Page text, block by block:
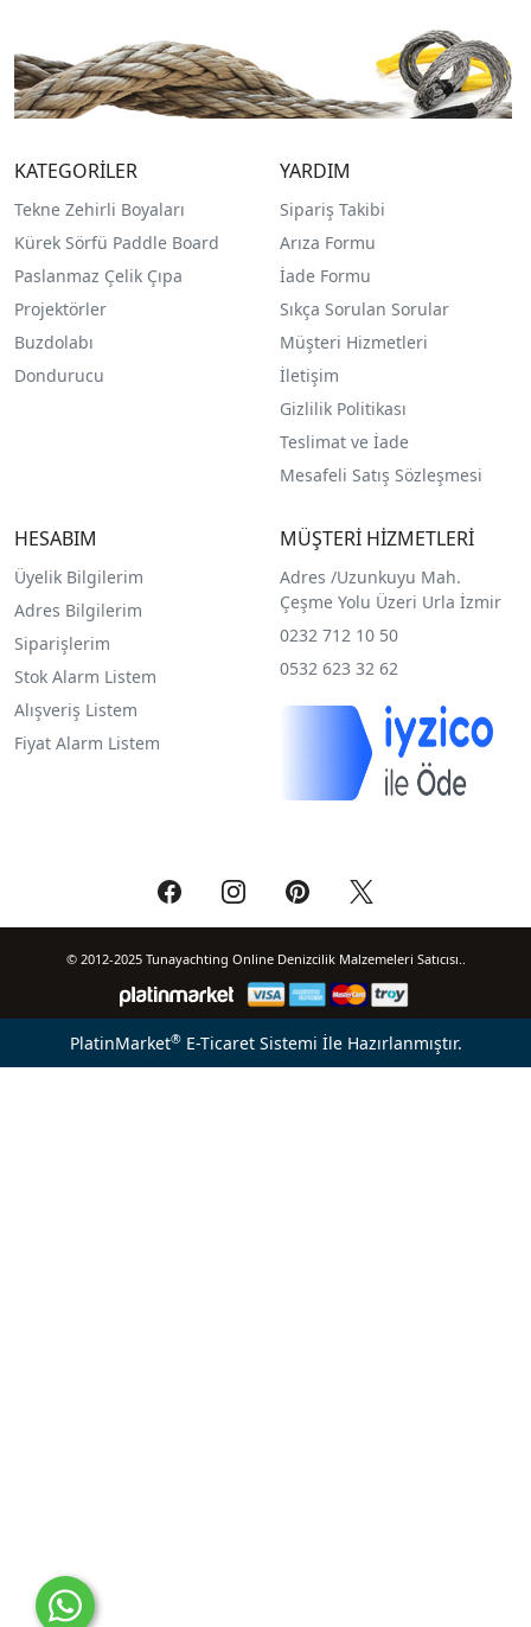
KATEGORİLER
Tekne Zehirli Boyaları
Kürek Sörfü Paddle Board
Paslanmaz Çelik Çıpa
Projektörler
Buzdolabı
Dondurucu
YARDIM
Sipariş Takibi
Arıza Formu
İade Formu
Sıkça Sorulan Sorular
Müşteri Hizmetleri
İletişim
Gizlilik Politikası
Teslimat ve İade
Mesafeli Satış Sözleşmesi
HESABIM
Üyelik Bilgilerim
Adres Bilgilerim
Siparişlerim
Stok Alarm Listem
Alışveriş Listem
Fiyat Alarm Listem
MÜŞTERİ HİZMETLERİ
Adres /Uzunkuyu Mah.
Çeşme Yolu Üzeri Urla İzmir
0232 712 10 50
0532 623 32 62
© 2012-2025 Tunayachting Online Denizcilik Malzemeleri Satıcısı..
PlatinMarket®E-Ticaret Sistemi İle Hazırlanmıştır.